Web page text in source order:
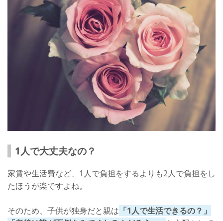
1人で大丈夫なの？
家賃や生活費など、1人で負担をするよりも2人で負担をし
たほうが楽ですよね。
そのため、子供が独身だと親は 「1人で生活できるの？」